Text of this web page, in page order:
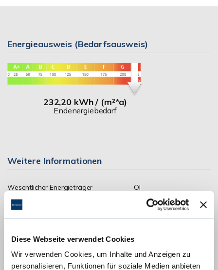
Diese Webseite verwendet Cookies
Wir verwenden Cookies, um Inhalte und Anzeigen zu
personalisieren, Funktionen für soziale Medien anbieten
Energieausweis (Bedarfsausweis)
232,20 kWh / (m²*a)
Endenergiebedarf
Weitere Informationen
Wesentlicher Energieträger
Öl
Energieausweis Ausstelldatum
2026-04-30
Energieausweis gültig bis
29.04.2036
Energieausweis Jahrgang
Energieausweis Werteklasse
G
Energieausweis Baujahr
1960